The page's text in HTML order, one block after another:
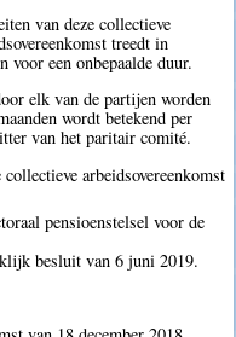
van deze collectieve
treedt in
een onbepaalde duur.
elk van de partijen worden
wordt betekend per
van het paritair comité.
arbeidsovereenkomst
pensioenstelsel voor de
besluit van 6 juni 2019.